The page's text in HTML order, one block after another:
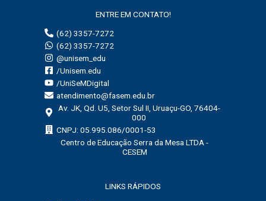
ENTRE EM CONTATO!
(62) 3357-7272
(62) 3357-7272
@unisem_edu
/Unisem.edu
/UniSeMDigital
atendimento@fasem.edu.br
Av. JK, Qd. U5, Setor Sul II, Uruaçu-GO, 76404-
000
CNPJ: 05.995.086/0001-53
Centro de Educação Serra da Mesa LTDA -
CESEM
LINKS RÁPIDOS